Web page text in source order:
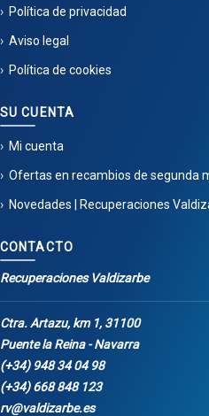
Política de privacidad
Aviso legal
Política de cookies
SU CUENTA
Mi cuenta
Ofertas en recambios de segunda
Novedades | Recuperaciones
CONTACTO
Recuperaciones Valdizarbe
Ctra. Artazu, km 1, 31100
Puente la Reina - Navarra
(+34) 948 34 04 98
(+34) 668 848 123
rv@valdizarbe.es